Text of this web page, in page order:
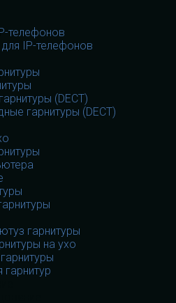
телефонов
для IP-телефонов
(DECT)
гарнитуры (DECT)
гарнитуры
на ухо